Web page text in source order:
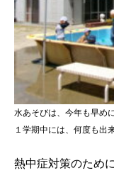
水あそびは、今年も早め
１学期中には、何度も出
熱中症対策のために